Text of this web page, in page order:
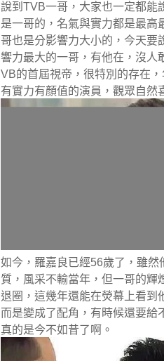
說到TVB一哥，大家也一定都能
是一哥的，名氣與實力都是最高
哥也是分影響力大小的，今天要
響力最大的一哥，有他在，沒人
VB的首屆視帝，很特別的存在
有實力有顏值的演員，觀眾自然
如今，羅嘉良已經56歲了，雖
質，風采不輸當年，但一哥的輝
退圈，這幾年還能在熒幕上看到
而是變成了配角，有時候還要給
真的是今不如昔了啊。